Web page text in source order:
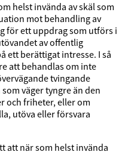
helst invända av skäl som
mot behandling av
för ett uppdrag som utförs i
av offentlig
ett berättigat intresse. I så
att behandlas om inte
tvingande
väger tyngre än den
och friheter, eller om
utöva eller försvara
att när som helst invända